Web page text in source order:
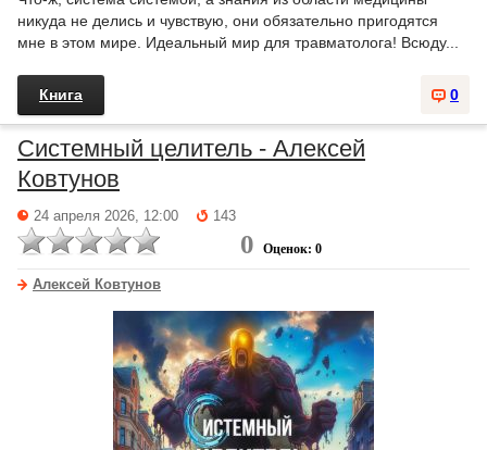
никуда не делись и чувствую, они обязательно пригодятся
мне в этом мире. Идеальный мир для травматолога! Всюду...
0
Книга
Системный целитель - Алексей
Ковтунов
24 апреля 2026, 12:00 143
0 Оценок: 0
Алексей Ковтунов